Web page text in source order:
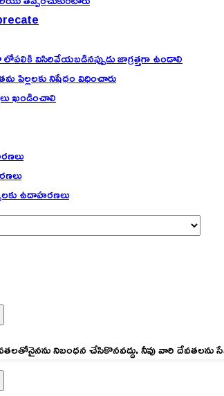
లోపలికి విసిరివేయబడినప్పుడు జాగ్రత్తగా ఉండాలి
తమ పిల్లలకు నిషేధం విధించారు
ఖండించాలి
ఉదాహరణలు
నిబంధన చేసికొనవద్దు. నీవు వారి దేవతలను